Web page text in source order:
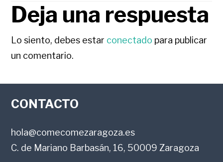
INTERACCIONES
CON
LOS
LECTORES
Deja una respuesta
Lo siento, debes estar conectado para publicar
un comentario.
FOOTER
CONTACTO
hola@comecomezaragoza.es
C. de Mariano Barbasán, 16, 50009 Zaragoza